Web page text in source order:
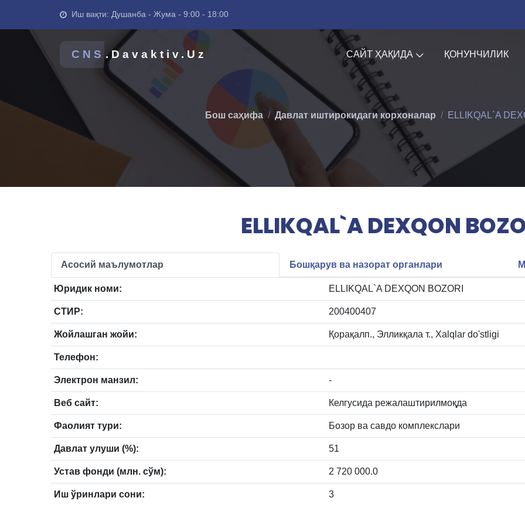
Иш вақти: Душанба - Жума - 9:00 - 18:00
CNS .Davaktiv.Uz САЙТ ҲАҚИДА ҚОНУНЧИЛИК
Бош саҳифа Давлат иштирокидаги корхоналар ELLIKQAL`A
ELLIKQAL`A DEXQON
Асосий маълумотлар Бошқарув ва назорат органлари
Юридик номи: ELLIKQAL`A DEXQON BOZORI
СТИР: 200400407
Жойлашган жойи: Қорақалп., Элликқала т., Xalqlar do'stligi
Телефон:
Электрон манзил: -
Веб сайт: Келгусида режалаштирилмоқда
Фаолият тури: Бозор ва савдо комплекслари
Давлат улуши (%): 51
Устав фонди (млн. сўм): 2 720 000.0
Иш ўринлари сони: 3